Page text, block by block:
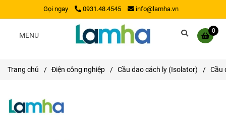
Gọi ngay 0931.48.4545 info@lamha.vn
0
MENU
Trang chủ / Điện công nghiệp / Cầu dao cách ly (Isolator) / Cầu